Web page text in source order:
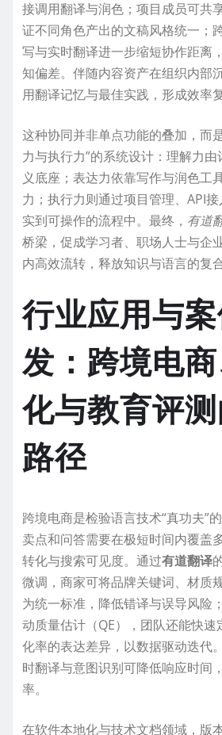
接调用翻译与润色；项目成员可共
证不同角色产出的文稿风格统一；
写与实时翻译进一步缩短协作距离
知偏差。伴随内容资产在组织内部
用翻译记忆与最佳实践，形成效率复
这种协同并非单点功能的叠加，而
力与执行力”的系统设计：理解力
义底座；表达力依靠写作与润色工
力；执行力则通过项目管理、API
实到可操作的流程中。最终， 有道
桥梁，促成学习者、职场人士与企
内高效流转，释放知识与语言的复合
行业应用与
发：跨境电
化与教育评
路径
跨境电商是检验语言技术“真功夫”
卖点和问答需要在极短时间内覆盖
转化与搜索可见度。通过有道翻译
微调，商家可将品牌关键词、材质
为统一标准，降低错译与误导风险
动质量估计（QE），团队还能快
化率的表达差异，以数据驱动迭代
时翻译与意图识别可降低响应时间
率。
在软件本地化与技术文档领域，版